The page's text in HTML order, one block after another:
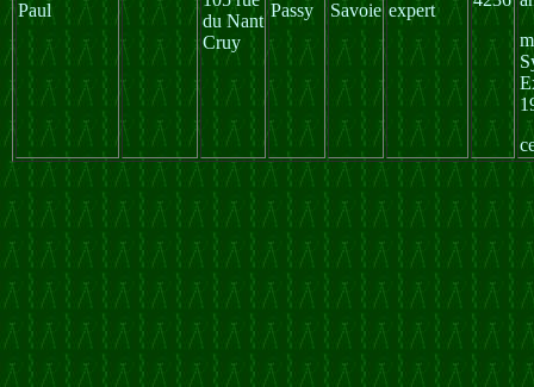
Paul
du Nant
Cruy
Passy
Savoie expert